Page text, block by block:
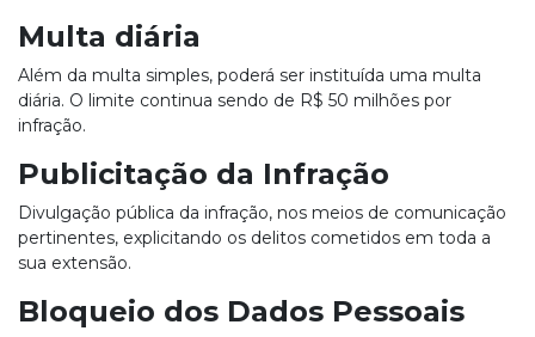
Multa diária
Além da multa simples, poderá ser instituída uma multa
diária. O limite continua sendo de R$ 50 milhões por
infração.
Publicitação da Infração
Divulgação pública da infração, nos meios de comunicação
pertinentes, explicitando os delitos cometidos em toda a
sua extensão.
Bloqueio dos Dados Pessoais